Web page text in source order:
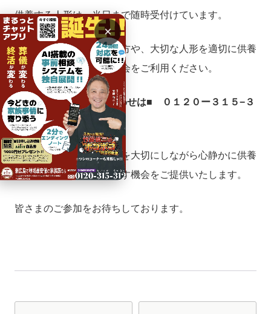
供養する人形は、当日まで随時受付けています。
手放すことに迷いがある方や、大切な人形を適切に供養
したい方は、ぜひこの機会をご利用ください。
■人形の受付・お問い合わせは■ ０１２０ー３１５−３
１２ まで
人形供養祭では、思い出を大切にしながら心静かに供養
し、新たな一歩を踏み出す機会をご提供いたします。
皆さまのご参加をお待ちしております。
×